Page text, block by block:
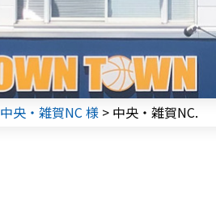
中央・雑賀NC 様 > 中央・雑賀NC.